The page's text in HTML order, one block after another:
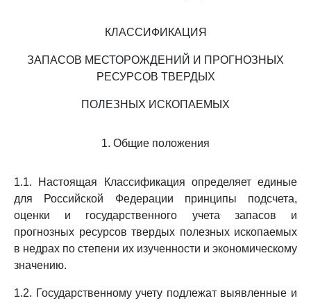
КЛАССИФИКАЦИЯ
ЗАПАСОВ МЕСТОРОЖДЕНИЙ И ПРОГНОЗНЫХ
РЕСУРСОВ ТВЕРДЫХ
ПОЛЕЗНЫХ ИСКОПАЕМЫХ
1. Общие положения
1.1. Настоящая Классификация определяет единые
для Российской Федерации принципы подсчета,
оценки и государственного учета запасов и
прогнозных ресурсов твердых полезных ископаемых
в недрах по степени их изученности и экономическому
значению.
1.2. Государственному учету подлежат выявленные и